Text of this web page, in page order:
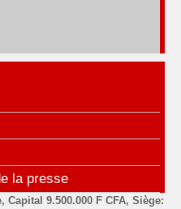
la presse
9.500.000 F CFA, Siège: